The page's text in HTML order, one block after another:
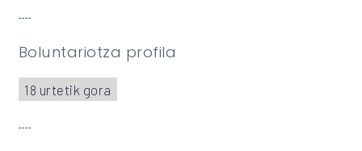
Boluntariotza profila
18 urtetik gora